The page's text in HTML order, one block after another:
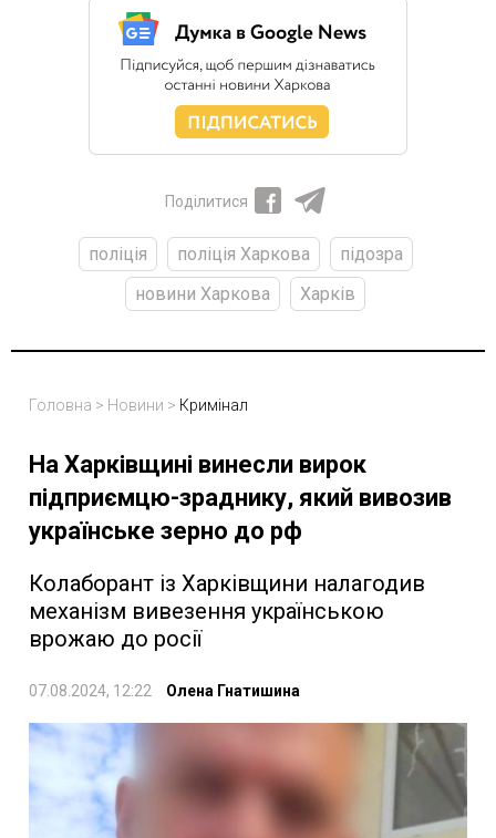
Поділитися
поліція поліція Харкова
підозра
новини Харкова
Харків
Головна > Новини > Кримінал
На Харківщині винесли вирок
підприємцю-зраднику, який вивозив
українське зерно до рф
Колаборант із Харківщини налагодив
механізм вивезення українською
врожаю до росії
07.08.2024, 12:22 Олена Гнатишина